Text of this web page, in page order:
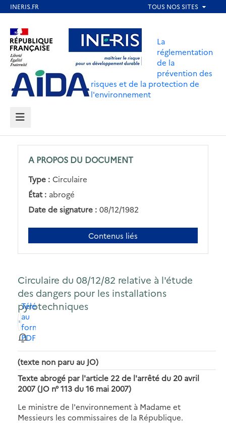
contenu
principal
Aller au contenu Aller au menu
Aller au pied de page
La
réglementation
de la
prévention des
risques et de la protection de
l'environnement
MENU
A PROPOS DU DOCUMENT
Type : Circulaire
État : abrogé
Date de signature : 08/12/1982
Contenus liés
Circulaire du 08/12/82 relative à l'étude
des dangers pour les installations
pyrotechniques
Télécharger
au
format
PDF
(texte non paru au JO)
Texte abrogé par l'article 22 de l'arrêté du 20 avril
2007 (JO n° 113 du 16 mai 2007)
Le ministre de l'environnement à Madame et
Messieurs les commissaires de la République.